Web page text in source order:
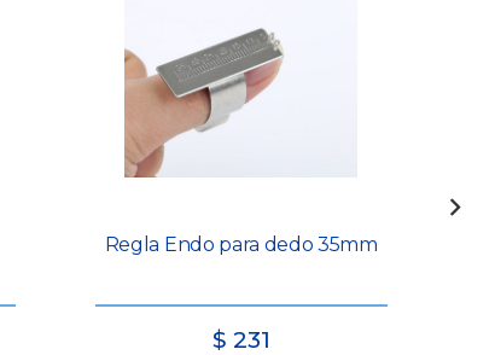
Regla Endo para dedo 35mm
$ 231